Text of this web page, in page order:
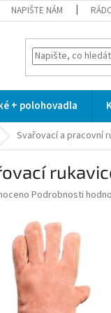
NAPIŠTE NÁM
+ polohovadla
Svařovací a pracovní
Podrobnosti